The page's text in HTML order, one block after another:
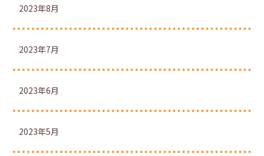
2023年8月
2023年7月
2023年6月
2023年5月